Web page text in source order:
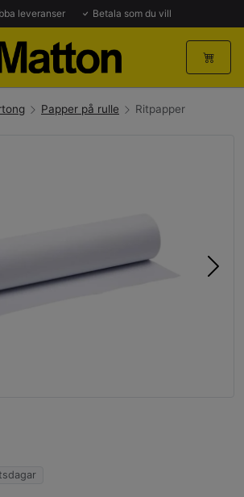
leveranser Betala som du vill
Papper på rulle Ritpapper
Nästa